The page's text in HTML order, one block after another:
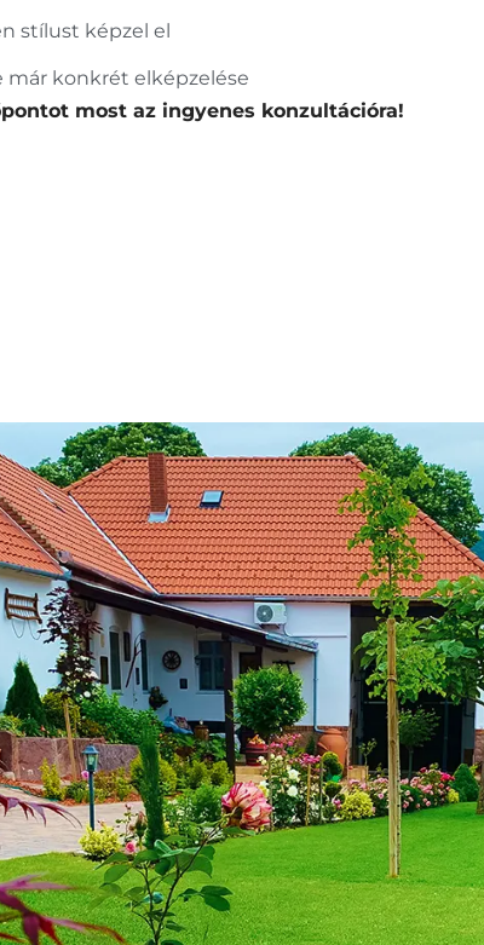
stílust képzel el
már konkrét elképzelése
most az ingyenes konzultációra!